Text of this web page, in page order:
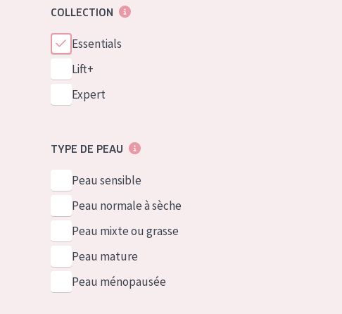
COLLECTION
Essentials
Lift+
Expert
TYPE DE PEAU
Peau sensible
Peau normale à sèche
Peau mixte ou grasse
Peau mature
Peau ménopausée